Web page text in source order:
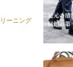
ーニング